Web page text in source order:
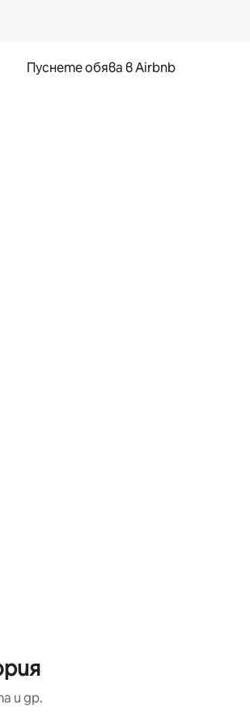
Пуснете обява в Airbnb
и др.